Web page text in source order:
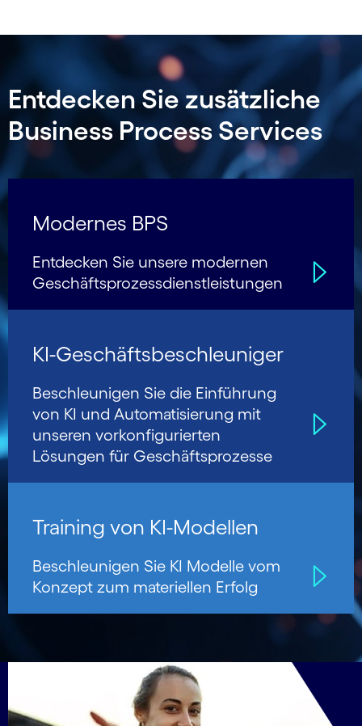
Entdecken Sie zusätzliche
Business Process Services
Modernes BPS
Entdecken Sie unsere modernen
Geschäfts­prozess­dienstleistungen
KI-Geschäfts­beschleu­niger
Beschleunigen Sie die Einführung
von KI und Auto­mati­sierung mit
unseren vorkon­figurierten
Lösungen für Geschäfts­prozesse
Training von KI-Modellen
Beschleunigen Sie KI Modelle vom
Konzept zum materiellen Erfolg